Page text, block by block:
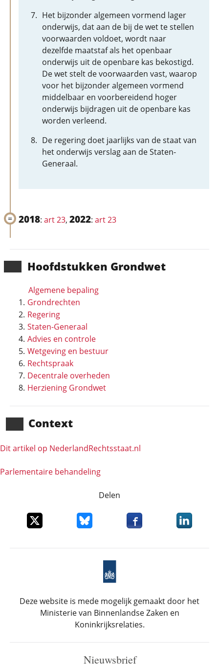
Hoofd­stukken Grondwet
Algemene bepaling
Grondrechten
Regering
Staten-Generaal
Advies en controle
Wetgeving en bestuur
Rechtspraak
Decentrale overheden
Herziening Grondwet
Context
Dit artikel op NederlandRechts­staat.nl
Parlementaire behandeling
Het bijzonder algemeen vormend lager
onderwijs, dat aan de bij de wet te stellen
voorwaarden voldoet, wordt naar
dezelfde maatstaf als het openbaar
onderwijs uit de openbare kas bekostigd.
De wet stelt de voorwaarden vast, waarop
voor het bijzonder algemeen vormend
middelbaar en voorbereidend hoger
onderwijs bijdragen uit de openbare kas
worden verleend.
De regering doet jaarlijks van de staat van
het onderwijs verslag aan de Staten-
Generaal.
2018: art 23, 2022: art 23
Delen
Deel dit item op XDeel dit item op Bluesky
Deel dit item opDeel dit
Deze website is mede mogelijk gemaakt door het
Ministerie van Binnenlandse Zaken en
Koninkrijksrelaties.
Nieuwsbrief